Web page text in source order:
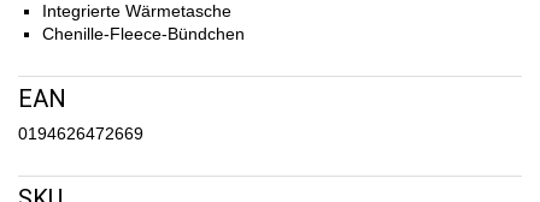
Integrierte Wärmetasche
Chenille-Fleece-Bündchen
EAN
0194626472669